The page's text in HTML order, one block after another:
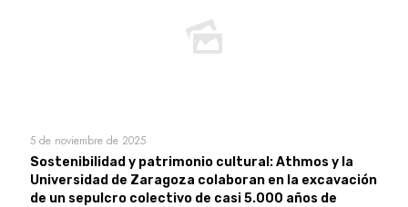
5 de noviembre de 2025
Sostenibilidad y patrimonio cultural: Athmos y la
Universidad de Zaragoza colaboran en la excavación
de un sepulcro colectivo de casi 5.000 años de